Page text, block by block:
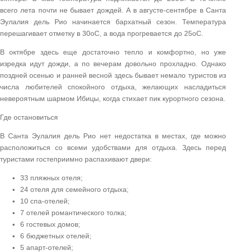
всего лета почти не бывает дождей. А в августе-сентябре в Санта
Эулалия дель Рио начинается бархатный сезон. Температура
перешагивает отметку в 30оС, а вода прогревается до 25оС.
В октябре здесь еще достаточно тепло и комфортно, но уже
изредка идут дожди, а по вечерам довольно прохладно. Однако
поздней осенью и ранней весной здесь бывает немало туристов из
числа любителей спокойного отдыха, желающих насладиться
невероятным шармом Ибицы, когда стихает пик курортного сезона.
Где остановиться
В Санта Эулалия дель Рио нет недостатка в местах, где можно
расположиться со всеми удобствами для отдыха. Здесь перед
туристами гостеприимно распахивают двери:
33 пляжных отеля;
24 отеля для семейного отдыха;
10 спа-отелей;
7 отелей романтического толка;
6 гостевых домов;
6 бюджетных отелей;
5 апарт-отелей;